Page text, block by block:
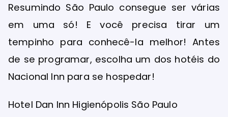
Resumindo São Paulo consegue ser várias
em uma só! E você precisa tirar um
tempinho para conhecê-la melhor! Antes
de se programar, escolha um dos hotéis do
Nacional Inn para se hospedar!
Hotel Dan Inn Higienópolis São Paulo